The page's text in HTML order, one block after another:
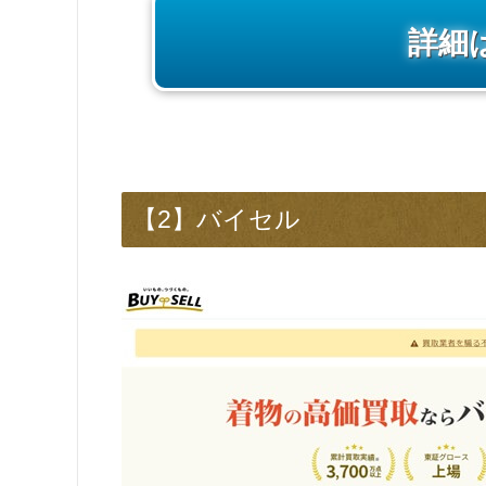
詳細
【2】バイセル